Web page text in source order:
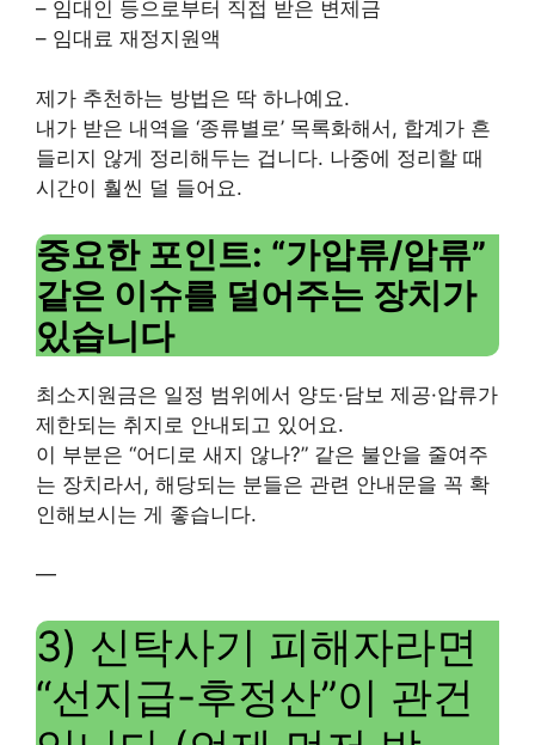
– 임대인 등으로부터 직접 받은 변제금
– 임대료 재정지원액
제가 추천하는 방법은 딱 하나예요.
내가 받은 내역을 ‘종류별로’ 목록화해서, 합계가 흔
들리지 않게 정리해두는 겁니다. 나중에 정리할 때
시간이 훨씬 덜 들어요.
중요한 포인트: “가압류/압류”
같은 이슈를 덜어주는 장치가
있습니다
최소지원금은 일정 범위에서 양도·담보 제공·압류가
제한되는 취지로 안내되고 있어요.
이 부분은 “어디로 새지 않나?” 같은 불안을 줄여주
는 장치라서, 해당되는 분들은 관련 안내문을 꼭 확
인해보시는 게 좋습니다.
—
3) 신탁사기 피해자라면
“선지급-후정산”이 관건